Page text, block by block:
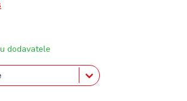
dodavatele